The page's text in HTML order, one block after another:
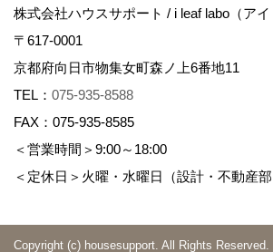
株式会社ハウスサポート / i leaf labo（アイ
〒617-0001
京都府向日市物集女町森ノ上6番地11
TEL： 075-935-8588
FAX：075-935-8585
＜営業時間＞9:00～18:00
＜定休日＞火曜・水曜日（設計・不動産部
Copyright (c) housesupport. All Rights Reserved.